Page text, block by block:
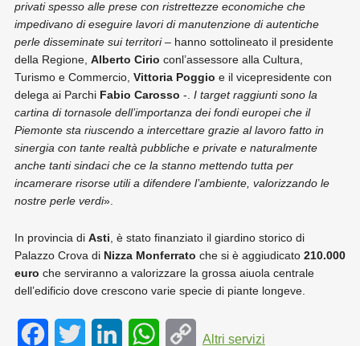
privati spesso alle prese con ristrettezze economiche che
impedivano di eseguire lavori di manutenzione di autentiche
perle disseminate sui territori– hanno sottolineato il presidente
della Regione, Alberto Cirio conl’assessore alla Cultura,
Turismo e Commercio, Vittoria Poggio e il vicepresidente con
delega ai Parchi Fabio Carosso -. I target raggiunti sono la
cartina di tornasole dell’importanza dei fondi europei che il
Piemonte sta riuscendo a intercettare grazie al lavoro fatto in
sinergia con tante realtà pubbliche e private e naturalmente
anche tanti sindaci che ce la stanno mettendo tutta per
incamerare risorse utili a difendere l’ambiente, valorizzando le
nostre perle verdi».
In provincia di Asti , è stato finanziato il giardino storico di
Palazzo Crova di Nizza Monferrato che si è aggiudicato 210.000
euro che serviranno a valorizzare la grossa aiuola centrale
dell’edificio dove crescono varie specie di piante longeve.
C
Altri servizi